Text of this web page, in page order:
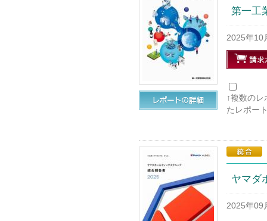
第一工
2025年10
↑複数の
たレポー
ヤマダ
2025年09